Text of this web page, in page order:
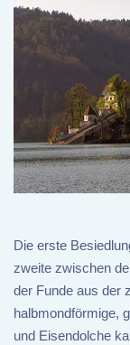
Die erste
zweite zwischen
der Funde aus der
halbmondförmige,
und Eisendolche